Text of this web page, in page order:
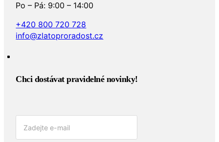
Po – Pá: 9:00 – 14:00
+420 800 720 728
info@zlatoproradost.cz
Chci dostávat pravidelné novinky!​